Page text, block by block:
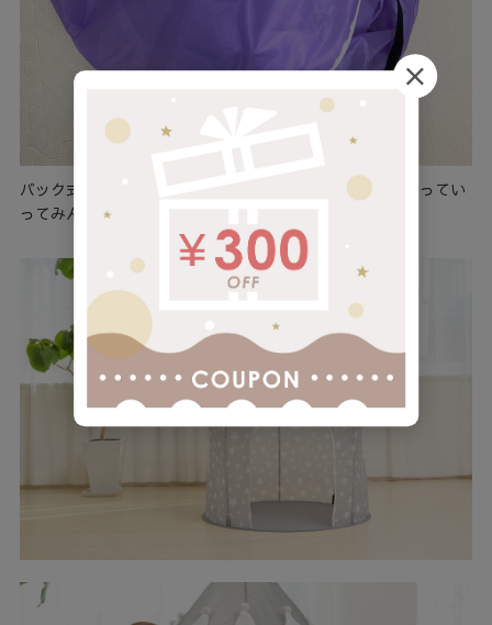
バック式の専用袋に入ってお届け。お友だちのおうちへ持ってい
ってみんなで遊ぶのもいいですね！